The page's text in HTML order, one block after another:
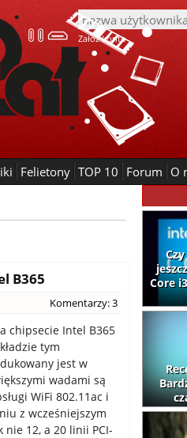
Załóż konto
Felietony TOP 10 Forum O
B365
Komentarzy: 3
chipsecie Intel B365
tym
jest w
wadami są
WiFi 802.11ac i
z wcześniejszym
nie 12, a 20 linii PCI-
Core